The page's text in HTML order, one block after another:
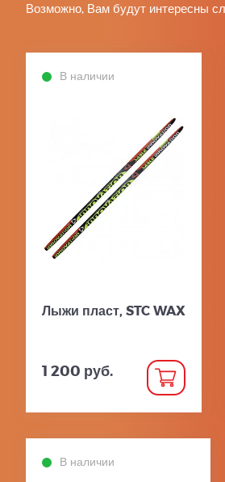
Возможно, Вам будут интересны
В наличии
Лыжи пласт, STC WAX
1 200 руб.
В наличии